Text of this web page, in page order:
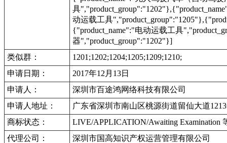
具
动运载工具
{"product_name":"电动运载工具
器","product_group":"1202"}]
类似群：
1201;1202;1204;1205;1209;1210;
申请日期：
2017年12月13日
申请人：
深圳市百途鸿网络科技有限公司
申请人地址：
广东省深圳市南山区桃源街道留仙大道
商标状态：
LIVE/APPLICATION/Awaiting Examination
代理公司：
深圳市国高知识产权运营管理有限公司